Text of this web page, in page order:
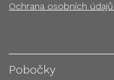
Ochrana osobních
Pobočky